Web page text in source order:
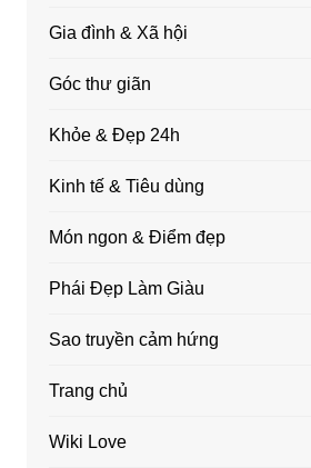
Gia đình & Xã hội
Góc thư giãn
Khỏe & Đẹp 24h
Kinh tế & Tiêu dùng
Món ngon & Điểm đẹp
Phái Đẹp Làm Giàu
Sao truyền cảm hứng
Trang chủ
Wiki Love